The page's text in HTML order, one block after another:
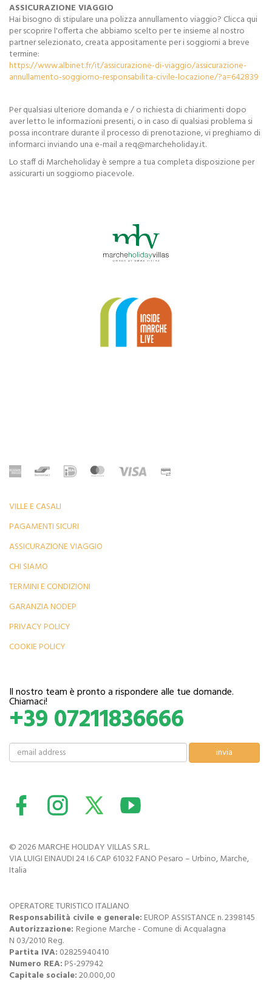
ASSICURAZIONE VIAGGIO
Hai bisogno di stipulare una polizza annullamento viaggio? Clicca qui
per scoprire l'offerta che abbiamo scelto per te insieme al nostro
partner selezionato, creata appositamente per i soggiorni a breve
termine:
https://www.albinet.fr/it/assicurazione-di-viaggio/assicurazione-
annullamento-soggiorno-responsabilita-civile-locazione/?a=642839
Per qualsiasi ulteriore domanda e / o richiesta di chiarimenti dopo
aver letto le informazioni presenti, o in caso di qualsiasi problema si
possa incontrare durante il processo di prenotazione, vi preghiamo di
informarci inviando una e-mail a req@marcheholiday.it.
Lo staff di Marcheholiday è sempre a tua completa disposizione per
assicurarti un soggiorno piacevole.
VILLE E CASALI
PAGAMENTI SICURI
ASSICURAZIONE VIAGGIO
CHI SIAMO
TERMINI E CONDIZIONI
GARANZIA NODEP
PRIVACY POLICY
COOKIE POLICY
Il nostro team è pronto a rispondere alle tue domande.
Chiamaci!
+39 07211836666
© 2026 MARCHE HOLIDAY VILLAS S.R.L.
VIA LUIGI EINAUDI 24 I.6 CAP 61032 FANO Pesaro – Urbino, Marche,
Italia
OPERATORE TURISTICO ITALIANO
Responsabilità civile e generale: EUROP ASSISTANCE n. 2398145
Autorizzazione: Regione Marche - Comune di Acqualagna
N 03/2010 Reg.
Partita IVA: 02825940410
Numero REA: PS-297942
Capitale sociale:20.000,00